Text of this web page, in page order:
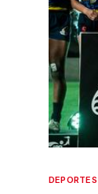
DEPORTES